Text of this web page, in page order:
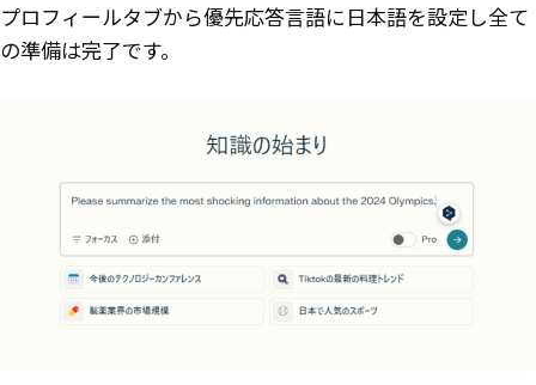
プロフィールタブから優先応答言語に日本語を設定し全て
の準備は完了です。